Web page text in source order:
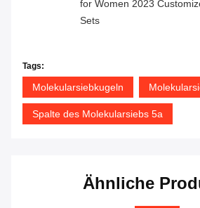
for Women 2023
Sets
Tags:
Molekularsiebkugeln
Spalte des Molekularsiebs 5a
Ähnliche